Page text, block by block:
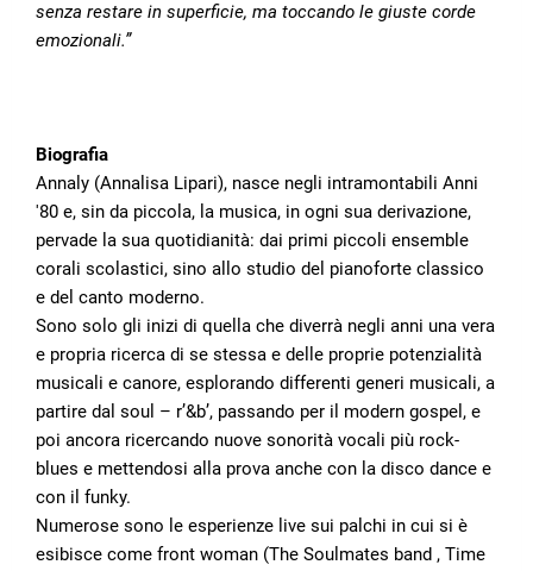
senza restare in superficie, ma toccando le giuste corde
emozionali.”
Biografia
Annaly (Annalisa Lipari), nasce negli intramontabili Anni
'80 e, sin da piccola, la musica, in ogni sua derivazione,
pervade la sua quotidianità: dai primi piccoli ensemble
corali scolastici, sino allo studio del pianoforte classico
e del canto moderno.
Sono solo gli inizi di quella che diverrà negli anni una vera
e propria ricerca di se stessa e delle proprie potenzialità
musicali e canore, esplorando differenti generi musicali, a
partire dal soul – r’&b’, passando per il modern gospel, e
poi ancora ricercando nuove sonorità vocali più rock-
blues e mettendosi alla prova anche con la disco dance e
con il funky.
Numerose sono le esperienze live sui palchi in cui si è
esibisce come front woman (The Soulmates band , Time